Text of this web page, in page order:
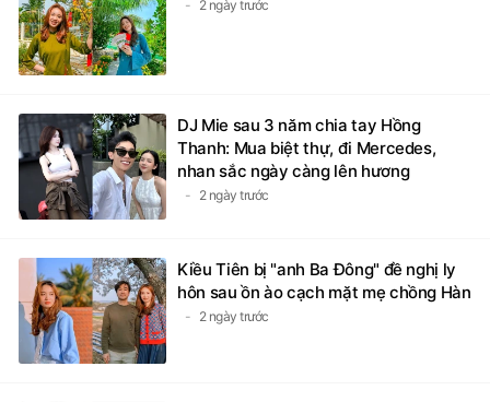
Thanh: Mua biệt thự, đi Mercedes,
nhan sắc ngày càng lên hương
2 ngày trước
hôn sau ồn ào cạch mặt mẹ chồng Hàn
2 ngày trước